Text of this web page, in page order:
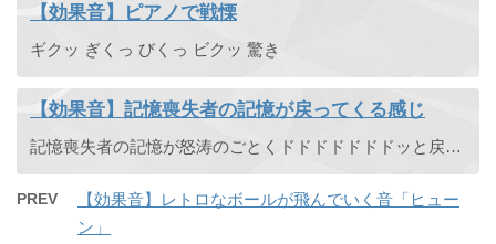
【効果音】ピアノで戦慄
ギクッ ぎくっ びくっ ビクッ 驚き
【効果音】記憶喪失者の記憶が戻ってくる感じ
記憶喪失者の記憶が怒涛のごとくドドドドドドドッと戻ってくるイメージのエフェクト効果音です。
PREV
【効果音】レトロなボールが飛んでいく音「ヒュー
ン」